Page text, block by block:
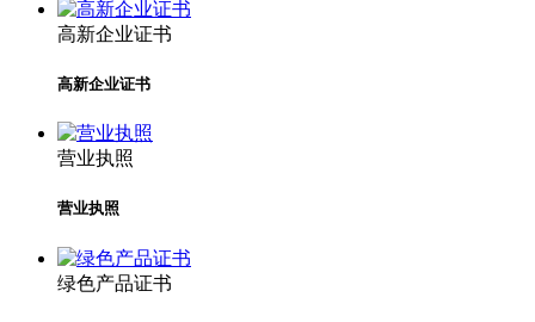
高新企业证书
高新企业证书
营业执照
营业执照
绿色产品证书